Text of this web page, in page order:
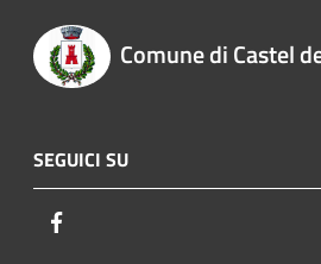
Comune di Castel
SEGUICI SU